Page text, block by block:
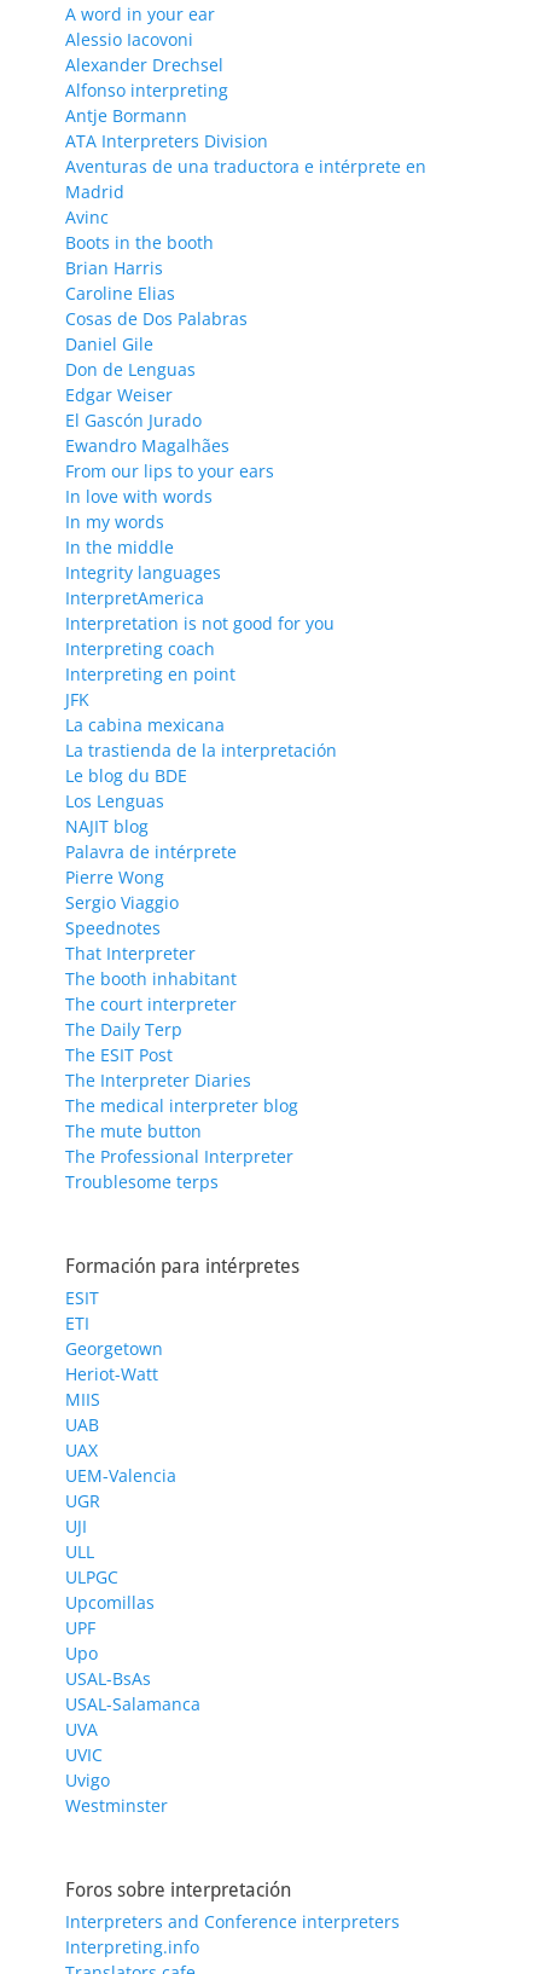
A word in your ear
Alessio Iacovoni
Alexander Drechsel
Alfonso interpreting
Antje Bormann
ATA Interpreters Division
Aventuras de una traductora e intérprete en
Madrid
Avinc
Boots in the booth
Brian Harris
Caroline Elias
Cosas de Dos Palabras
Daniel Gile
Don de Lenguas
Edgar Weiser
El Gascón Jurado
Ewandro Magalhães
From our lips to your ears
In love with words
In my words
In the middle
Integrity languages
InterpretAmerica
Interpretation is not good for you
Interpreting coach
Interpreting en point
JFK
La cabina mexicana
La trastienda de la interpretación
Le blog du BDE
Los Lenguas
NAJIT blog
Palavra de intérprete
Pierre Wong
Sergio Viaggio
Speednotes
That Interpreter
The booth inhabitant
The court interpreter
The Daily Terp
The ESIT Post
The Interpreter Diaries
The medical interpreter blog
The mute button
The Professional Interpreter
Troublesome terps
Formación para intérpretes
ESIT
ETI
Georgetown
Heriot-Watt
MIIS
UAB
UAX
UEM-Valencia
UGR
UJI
ULL
ULPGC
Upcomillas
UPF
Upo
USAL-BsAs
USAL-Salamanca
UVA
UVIC
Uvigo
Westminster
Foros sobre interpretación
Interpreters and Conference interpreters
Interpreting.info